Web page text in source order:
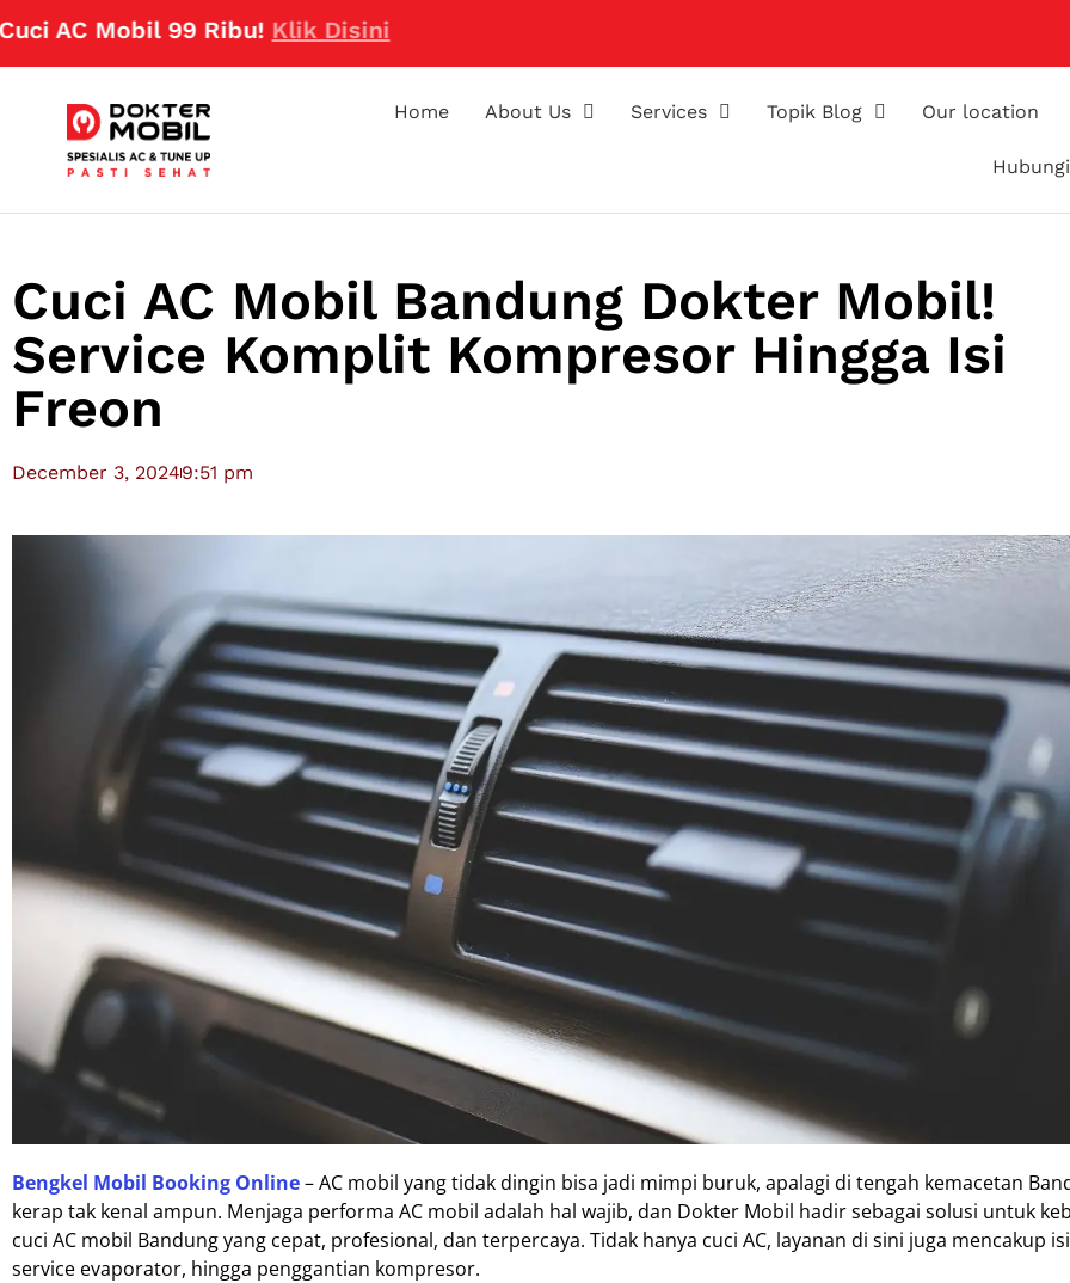
Mobil 99 Ribu!Klik Disini
Home About Us Services Topik Blog Our location
Cuci AC Mobil Bandung Dokter Mobil!
Service Komplit Kompresor Hingga Isi
Freon
December 3, 20249:51 pm
Bengkel Mobil Booking Online– AC mobil yang tidak dingin bisa jadi mimpi buruk, apalagi di tengah kemacetan
kerap tak kenal ampun. Menjaga performa AC mobil adalah hal wajib, dan Dokter Mobil hadir sebagai solusi untuk
cuci AC mobil Bandung yang cepat, profesional, dan terpercaya. Tidak hanya cuci AC, layanan di sini juga mencakup
service evaporator, hingga penggantian kompresor.